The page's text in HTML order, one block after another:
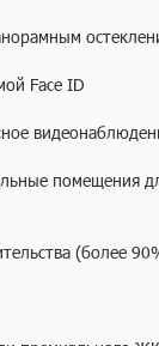
Face ID
помещения
(более